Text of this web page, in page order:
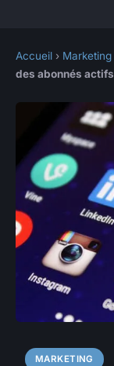
Accueil › Marketing
des abonnés actifs
MARKETING